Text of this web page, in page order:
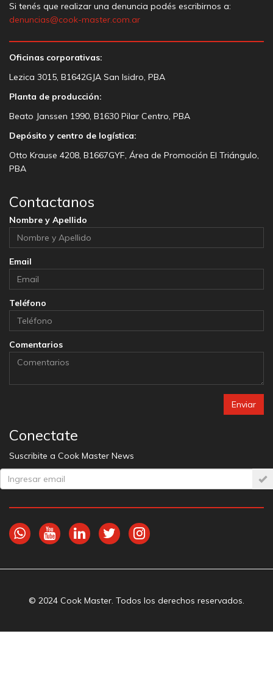
Si tenés que realizar una denuncia podés escribirnos a:
denuncias@cook-master.com.ar
Oficinas corporativas:
Lezica 3015, B1642GJA San Isidro, PBA
Planta de producción:
Beato Janssen 1990, B1630 Pilar Centro, PBA
Depósito y centro de logística:
Otto Krause 4208, B1667GYF, Área de Promoción El Triángulo,
PBA
Contactanos
Nombre y Apellido
Email
Teléfono
Comentarios
Enviar
Conectate
Suscribite a Cook Master News
© 2024 Cook Master. Todos los derechos reservados.